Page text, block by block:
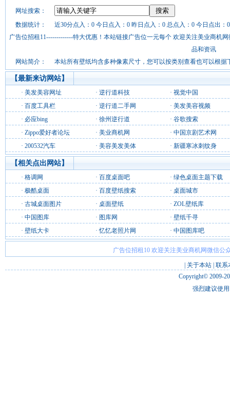
网址搜索：
数据统计：
近30分点入：0 今日点入：0 昨日点入：0 总点入：0 今日点出：
广告位招租11-------------特大优惠！本站链接广告位一元每个 欢迎关注美业商机
品和资讯
网站简介：
本站所有壁纸均含多种像素尺寸，您可以按类别查看也可以根据
【最新来访网站】
· 美发美容网址 · 逆行道科技 · 视觉中国
· 百度工具栏 · 逆行道二手网 · 美发美容视频
· 必应bing · 徐州逆行道 · 谷歌搜索
· Zippo爱好者论坛 · 美业商机网 · 中国京剧艺术网
· 200532汽车 · 美容美发美体 · 新疆寒冰刺纹身
【相关点出网站】
· 格调网 · 百度桌面吧 · 绿色桌面主题下载
· 极酷桌面 · 百度壁纸搜索 · 桌面城市
· 古城桌面图片 · 桌面壁纸 · ZOL壁纸库
· 中国图库 · 图库网 · 壁纸千寻
· 壁纸大卡 ·忆忆老照片网 · 中国图库吧
广告位招租10 欢迎关注美业商机网微信公
关于本站 联系
Copyright© 2009-
强烈建议使